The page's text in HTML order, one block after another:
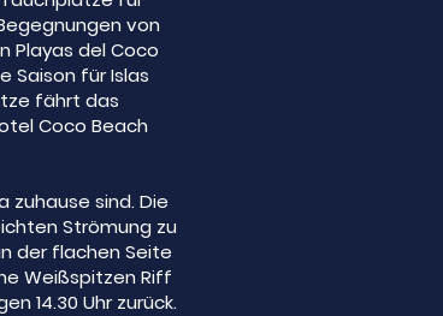
von
Playas del Coco
Saison für Islas
fährt das
Coco Beach
zuhause sind. Die
Strömung zu
der flachen Seite
Weißspitzen Riff
14.30 Uhr zurück.